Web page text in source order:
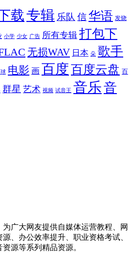
载专辑 乐队 信华语 发烧
小学 少女 广告 所有专辑 打包下
无损WAV 日本 朵 歌手
电影 画 百度百度云盘 百
群星 艺术 视频 试音王 音乐音
广大网友提供自媒体运营教程、网
、办公效率提升、职业资格考试、
源等系列精品资源。